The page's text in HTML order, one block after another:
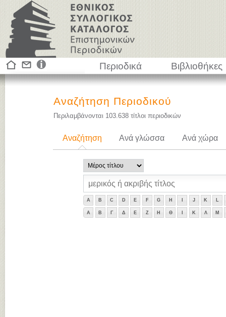
Περιοδικά Βιβλιοθήκες
Αναζήτηση Περιοδικού
Περιλαμβάνονται 103.638 τίτλοι περιοδικών
Αναζήτηση Ανά γλώσσα Ανά χώρα
A B C D E F G H J K L
Α Β Γ Δ Ε Ζ Η Θ Κ Λ Μ